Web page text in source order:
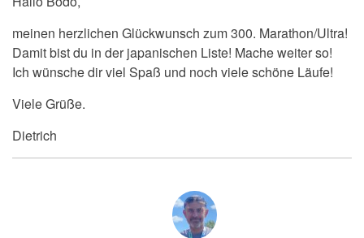
meinen herzlichen Glückwunsch zum 300. Marathon/Ultra!
Damit bist du in der japanischen Liste! Mache weiter so!
Ich wünsche dir viel Spaß und noch viele schöne Läufe!
Viele Grüße.
Dietrich